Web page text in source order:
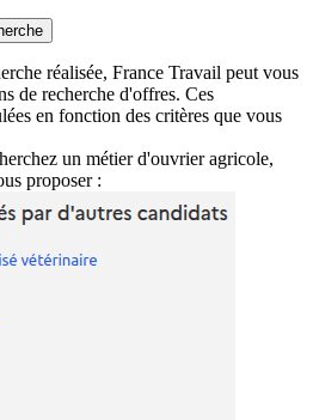
réalisée, France Travail peut vous
de recherche d'offres. Ces
en fonction des critères que vous
un métier d'ouvrier agricole,
proposer :